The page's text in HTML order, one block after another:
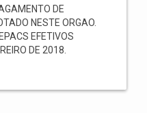
DE
NESTE ORGAO.
EFETIVOS
DE 2018.